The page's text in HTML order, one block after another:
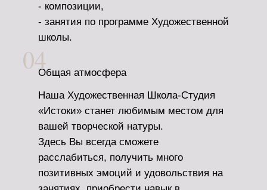
04Общая атмосфера
Наша Художественная Школа-Студия
«Истоки» станет любимым местом для
вашей творческой натуры.
Здесь Вы всегда сможете
расслабиться, получить много
позитивных эмоций и удовольствия на
- композиции,
- занятия по программе Художественной
школы.